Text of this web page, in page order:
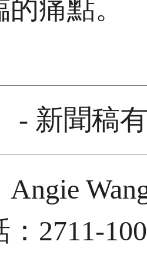
痛點。
- 新聞稿
2711-